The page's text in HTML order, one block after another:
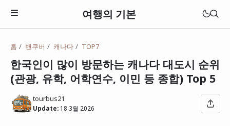
여행의 기본
홈 밴쿠버 캐나다 TOP7
한국인이 많이 방문하는 캐나다 대도시 순위
(관광, 유학, 어학연수, 이민 등 종합) Top 5
tourbus21
Update: 18 3월 2026